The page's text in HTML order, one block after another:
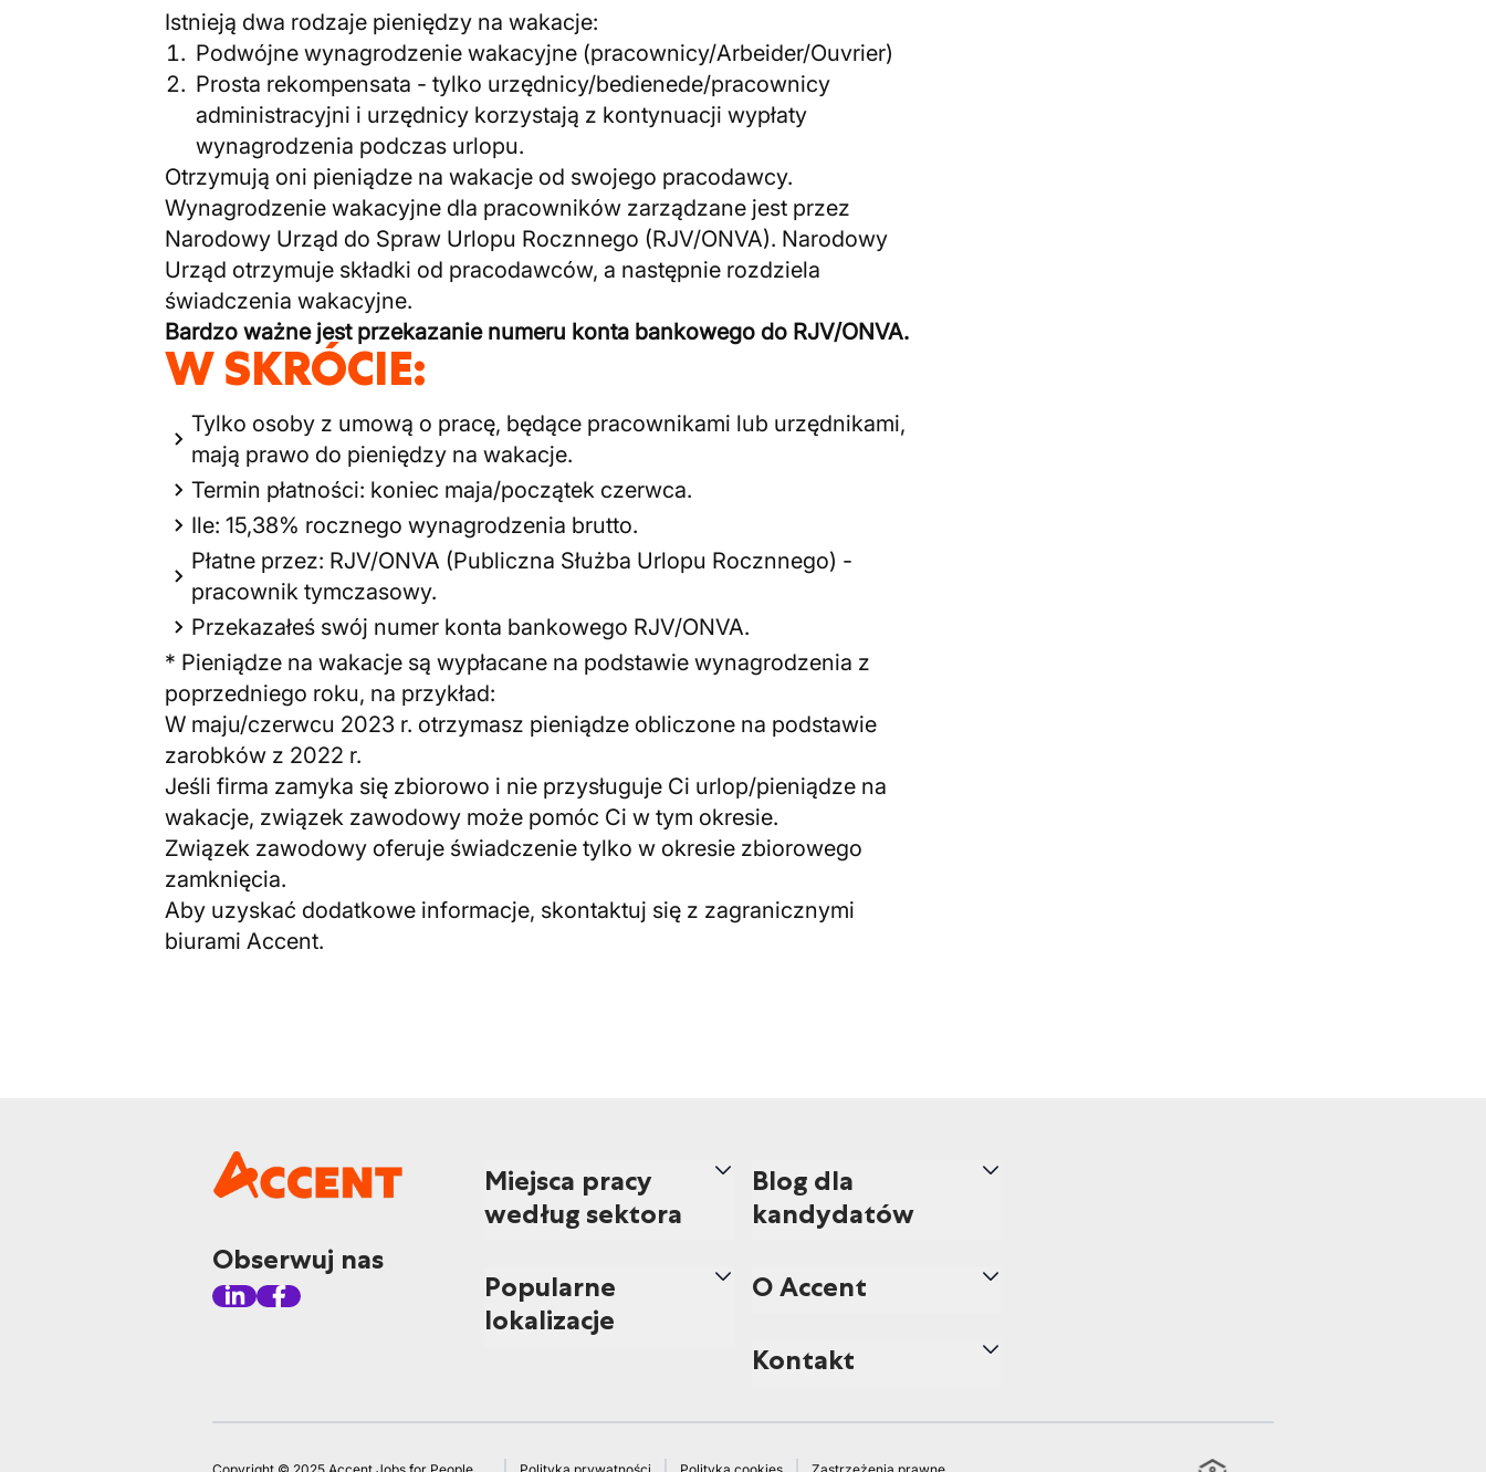
Istnieją dwa rodzaje pieniędzy na wakacje:
Podwójne wynagrodzenie wakacyjne (pracownicy/Arbeider/Ouvrier)
Prosta rekompensata - tylko urzędnicy/bedienede/pracownicy
administracyjni i urzędnicy korzystają z kontynuacji wypłaty
wynagrodzenia podczas urlopu.
Otrzymują oni pieniądze na wakacje od swojego pracodawcy.
Wynagrodzenie wakacyjne dla pracowników zarządzane jest przez
Narodowy Urząd do Spraw Urlopu Rocznnego (RJV/ONVA). Narodowy
Urząd otrzymuje składki od pracodawców, a następnie rozdziela
świadczenia wakacyjne.
Bardzo ważne jest przekazanie numeru konta bankowego do RJV/ONVA.
W SKRÓCIE:
Tylko osoby z umową o pracę, będące pracownikami lub urzędnikami,
mają prawo do pieniędzy na wakacje.
Termin płatności: koniec maja/początek czerwca.
Ile: 15,38% rocznego wynagrodzenia brutto.
Płatne przez: RJV/ONVA (Publiczna Służba Urlopu Rocznnego) -
pracownik tymczasowy.
Przekazałeś swój numer konta bankowego RJV/ONVA.
* Pieniądze na wakacje są wypłacane na podstawie wynagrodzenia z
poprzedniego roku, na przykład:
W maju/czerwcu 2023 r. otrzymasz pieniądze obliczone na podstawie
zarobków z 2022 r.
Jeśli firma zamyka się zbiorowo i nie przysługuje Ci urlop/pieniądze na
wakacje, związek zawodowy może pomóc Ci w tym okresie.
Związek zawodowy oferuje świadczenie tylko w okresie zbiorowego
zamknięcia.
Aby uzyskać dodatkowe informacje, skontaktuj się z zagranicznymi
biurami Accent.
Obserwuj nas
Miejsca pracy
według sektora
Popularne
lokalizacje
Blog dla
kandydatów
O Accent
Kontakt